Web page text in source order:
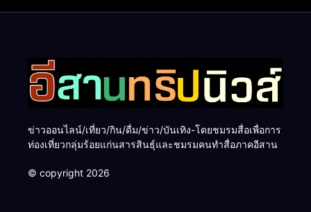
ข่าวออนไลน์/เที่ยว/กิน/ดื่ม/ข่าว/บันเทิง-โดยชมรมสื่อเพื่อการ
ท่องเที่ยวกลุ่มร้อยแก่นสารสินธุ์และชมรมคนทำสื่อภาคอีสาน
© copyright 2026